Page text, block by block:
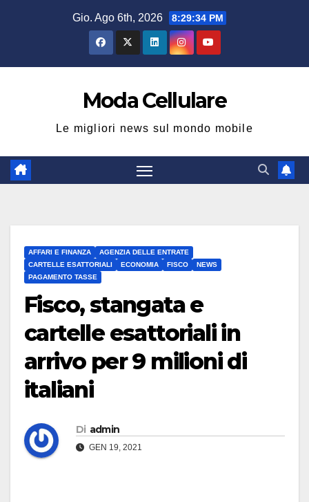
Gio. Ago 6th, 2026 8:29:35 PM
Moda Cellulare
Le migliori news sul mondo mobile
AFFARI E FINANZA
AGENZIA DELLE ENTRATE
CARTELLE ESATTORIALI
ECONOMIA FISCO
NEWS
PAGAMENTO TASSE
Fisco, stangata e
cartelle esattoriali in
arrivo per 9 milioni di
italiani
Di admin
GEN 19, 2021